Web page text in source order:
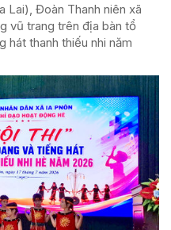
Lai), Đoàn Thanh niên xã
vũ trang trên địa bàn tổ
hát thanh thiếu nhi năm